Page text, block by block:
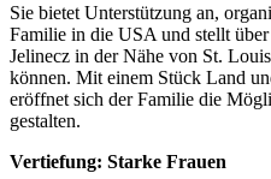
Sie bietet Unterstützung an,
Familie in die USA und stellt
Jelinecz in der Nähe von St.
können. Mit einem Stück Land
eröffnet sich der Familie die
gestalten.
Vertiefung: Starke Frauen